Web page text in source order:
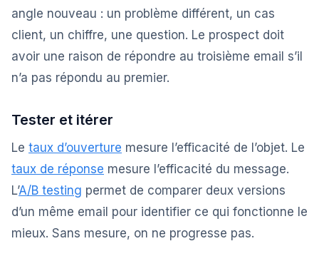
angle nouveau : un problème différent, un cas
client, un chiffre, une question. Le prospect doit
avoir une raison de répondre au troisième email s’il
n’a pas répondu au premier.
Tester et itérer
Le taux d’ouverture mesure l’efficacité de l’objet. Le
taux de réponse mesure l’efficacité du message.
L’A/B testing permet de comparer deux versions
d’un même email pour identifier ce qui fonctionne le
mieux. Sans mesure, on ne progresse pas.